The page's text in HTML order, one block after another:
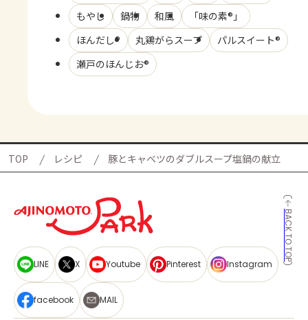
もやし
鍋物 和風
「味の素®」
ほんだし®
丸鶏がらスープ
パルスイート®
瀬戸のほんじお®
TOP レシピ 豚とキャベツのダブルスープ塩鍋の献立
BACK TO TOP
LINE X Youtube Pinterest Instagram
facebook MAIL